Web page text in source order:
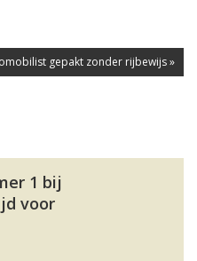
gepakt zonder rijbewijs »
1 bij
voor